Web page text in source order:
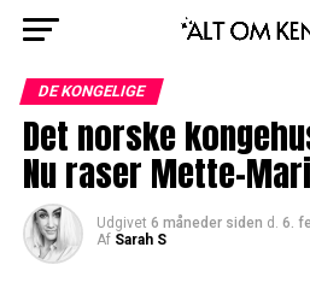
DE KONGELIGE
Det norske
Nu raser Mette-
Udgivet 6 måneder siden d. 6.
Af Sarah S